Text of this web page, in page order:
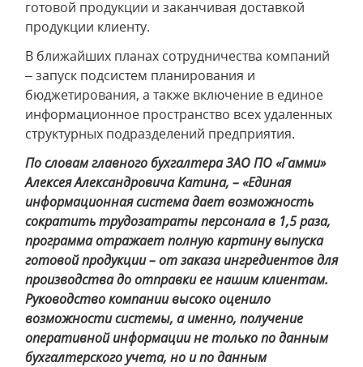
готовой продукции и заканчивая доставкой
продукции клиенту.
В ближайших планах сотрудничества компаний
– запуск подсистем планирования и
бюджетирования, а также включение в единое
информационное пространство всех удаленных
структурных подразделений предприятия.
По словам главного бухгалтера ЗАО ПО «Гамми»
Алексея Александровича Катина, – «Единая
информационная система дает возможность
сократить трудозатраты персонала в 1,5 раза,
программа отражает полную картину выпуска
готовой продукции – от заказа ингредиентов для
производства до отправки ее нашим клиентам.
Руководство компании высоко оценило
возможности системы, а именно, получение
оперативной информации не только по данным
бухгалтерского учета, но и по данным